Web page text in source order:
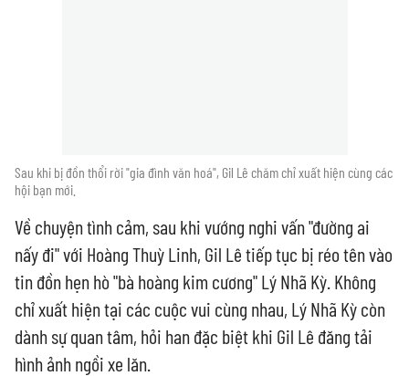
Sau khi bị đồn thổi rời "gia đình văn hoá", Gil Lê chăm chỉ xuất hiện cùng các
hội bạn mới.
Về chuyện tình cảm, sau khi vướng nghi vấn "đường ai
nấy đi" với Hoàng Thuỳ Linh, Gil Lê tiếp tục bị réo tên vào
tin đồn hẹn hò "bà hoàng kim cương" Lý Nhã Kỳ. Không
chỉ xuất hiện tại các cuộc vui cùng nhau, Lý Nhã Kỳ còn
dành sự quan tâm, hỏi han đặc biệt khi Gil Lê đăng tải
hình ảnh ngồi xe lăn.